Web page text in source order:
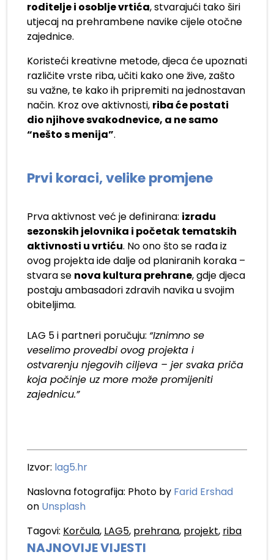
roditelje i osoblje vrtića, stvarajući tako širi
utjecaj na prehrambene navike cijele otočne
zajednice.
Koristeći kreativne metode, djeca će upoznati
različite vrste riba, učiti kako one žive, zašto
su važne, te kako ih pripremiti na jednostavan
način. Kroz ove aktivnosti, riba će postati
dio njihove svakodnevice, a ne samo
“nešto s menija”.
Prvi koraci, velike promjene
Prva aktivnost već je definirana: izradu
sezonskih jelovnika i početak tematskih
aktivnosti u vrtiću. No ono što se rađa iz
ovog projekta ide dalje od planiranih koraka –
stvara se nova kultura prehrane, gdje djeca
postaju ambasadori zdravih navika u svojim
obiteljima.
LAG 5 i partneri poručuju: “Iznimno se
veselimo provedbi ovog projekta i
ostvarenju njegovih ciljeva – jer svaka priča
koja počinje uz more može promijeniti
zajednicu.”
Izvor: lag5.hr
Naslovna fotografija: Photo by Farid Ershad
on Unsplash
Tagovi: Korčula, LAG5, prehrana, projekt, riba
NAJNOVIJE VIJESTI